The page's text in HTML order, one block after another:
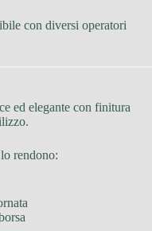
con diversi operatori
ed elegante con finitura
rendono: